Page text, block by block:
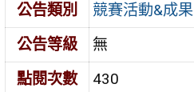
公告類別
競賽活動&成果
公告等級
無
點閱次數
430